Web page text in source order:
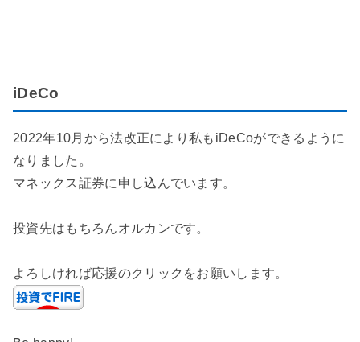
iDeCo
2022年10月から法改正により私もiDeCoができるように
なりました。
マネックス証券に申し込んでいます。
投資先はもちろんオルカンです。
よろしければ応援のクリックをお願いします。